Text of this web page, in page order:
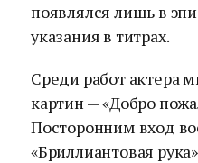
появлялся лишь в
указания в титрах.
Среди работ актера
картин — «Добро
Посторонним вход
«Бриллиантовая